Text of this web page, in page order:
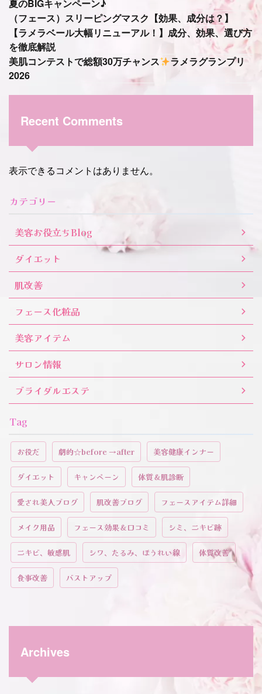
夏のBIGキャンペーン♪
（フェース）スリーピングマスク【効果、成分は？】
【ラメラベール大幅リニューアル！】成分、効果、選び方
を徹底解説
美肌コンテストで総額30万チャンス
ラメラグランプリ
2026
Recent Comments
表示できるコメントはありません。
カテゴリー
美容お役立ちBlog
ダイエット
肌改善
フェース化粧品
美容アイテム
サロン情報
ブライダルエステ
Tag
お役だ 劇的☆before →after 美容健康インナー
ダイエット キャンペーン 体質＆肌診断
愛され美人ブログ 肌改善ブログ フェースアイテム詳細
メイク用品 フェース効果＆口コミ シミ、ニキビ跡
ニキビ、敏感肌 シワ、たるみ、ほうれい線 体質改善
食事改善 バストアップ
Archives